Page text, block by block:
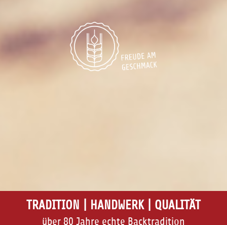
TRADITION | HANDWERK | QUALITÄT
über 80 Jahre echte Backtradition